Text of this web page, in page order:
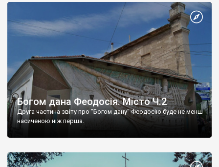
Богом дана Феодосія. Місто Ч.2
Друга частина звіту про "Богом дану" Феодосію буде не менш
насиченою ніж перша.